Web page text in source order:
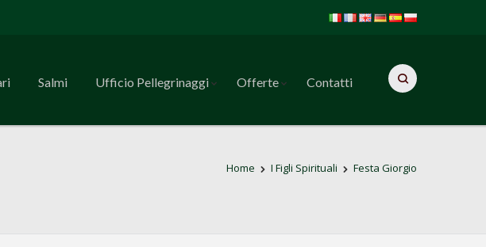
Salmi Ufficio Pellegrinaggi Offerte Contatti
Home I Figli Spirituali Festa Giorgio